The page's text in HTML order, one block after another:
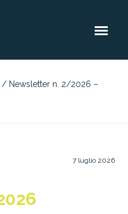
/ Newsletter n. 2/2026 –
7 luglio 2026